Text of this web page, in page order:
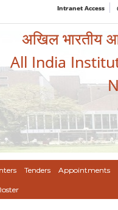
Intranet Access
अखिल भारतीय
All India
Tenders Appointments